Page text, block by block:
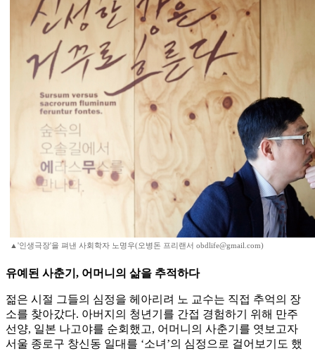
▲'인생극장'을 펴낸 사회학자 노명우(오병돈 프리랜서 obdlife@gmail.com)
유예된 사춘기, 어머니의 삶을 추적하다
젊은 시절 그들의 심정을 헤아리려 노 교수는 직접 추억의 장
소를 찾아갔다. 아버지의 청년기를 간접 경험하기 위해 만주
선양, 일본 나고야를 순회했고, 어머니의 사춘기를 엿보고자
서울 종로구 창신동 일대를 ‘소녀’의 심정으로 걸어보기도 했